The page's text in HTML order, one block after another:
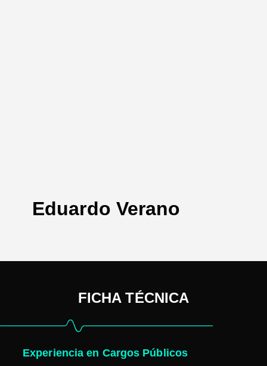
Eduardo Verano
FICHA TÉCNICA
Experiencia en Cargos Públicos